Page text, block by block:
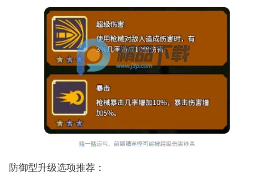
防御型升级选项推荐：